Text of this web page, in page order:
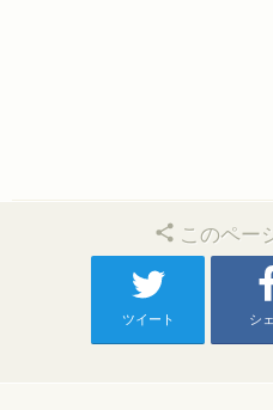
このペー
ツイート シ